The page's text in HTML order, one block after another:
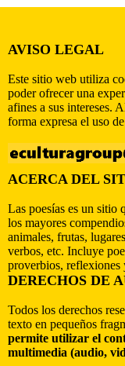
AVISO LEGAL
Este sitio web utiliza
poder ofrecer una
afines a sus intereses.
forma expresa el uso
ACERCA DEL
Las poesías es un sitio
los mayores
animales, frutas,
verbos, etc. Incluye
proverbios, reflexiones
DERECHOS DE
Todos los derechos
texto en pequeños
permite utilizar el
multimedia (audio,